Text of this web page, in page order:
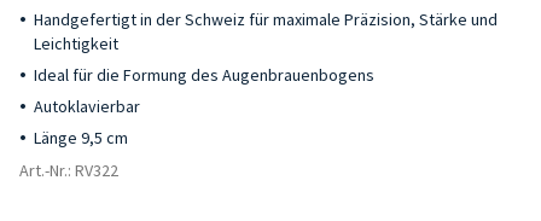
Handgefertigt in der Schweiz für maximale Präzision, Stärke und
Leichtigkeit
Ideal für die Formung des Augenbrauenbogens
Autoklavierbar
Länge 9,5 cm
Art.-Nr.: RV322